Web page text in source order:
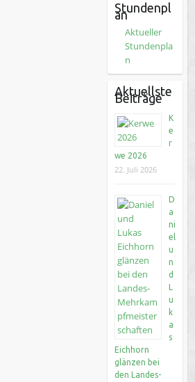
Stundenpl
an
Aktueller
Stundenpla
n
Aktuellste
Beiträge
K
e
r
we 2026
22. Juli 2026
D
a
ni
el
u
n
d
u
k
a
s
Eichhorn
glänzen bei
den Landes-